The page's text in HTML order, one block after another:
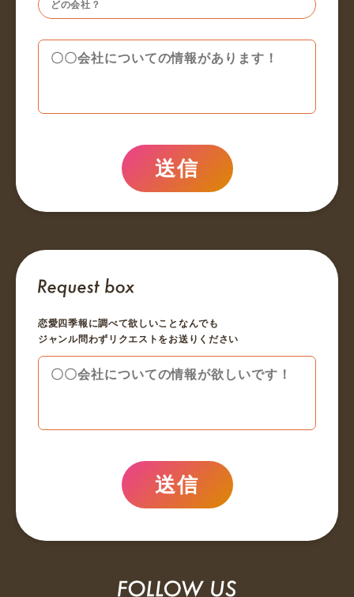
送信
恋愛四季報に調べて欲しいことなんでも
ジャンル問わずリクエストをお送りください
送信